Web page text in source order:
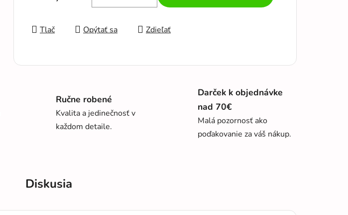
Jednotková cena:
Tlač Opýtať sa Zdieľať
Ručne robené
Kvalita a jedinečnosť v
každom detaile.
Darček k objednávke
nad 70€
Malá pozornosť ako
poďakovanie za váš nákup.
Diskusia